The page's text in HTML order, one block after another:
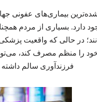
بیماری‌های عفونی
را منظم مصرف کند،
فرزندآوری سالم داشته